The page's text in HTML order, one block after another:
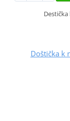
Destička
Doštička k